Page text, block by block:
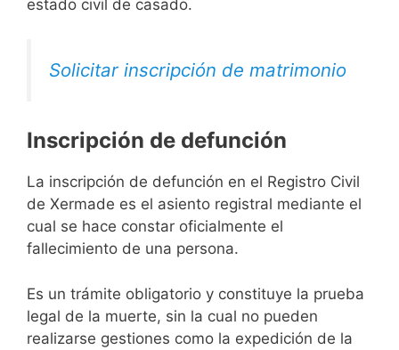
estado civil de casado.
Solicitar inscripción de matrimonio
Inscripción de defunción
La inscripción de defunción en el Registro Civil
de Xermade es el asiento registral mediante el
cual se hace constar oficialmente el
fallecimiento de una persona.
Es un trámite obligatorio y constituye la prueba
legal de la muerte, sin la cual no pueden
realizarse gestiones como la expedición de la